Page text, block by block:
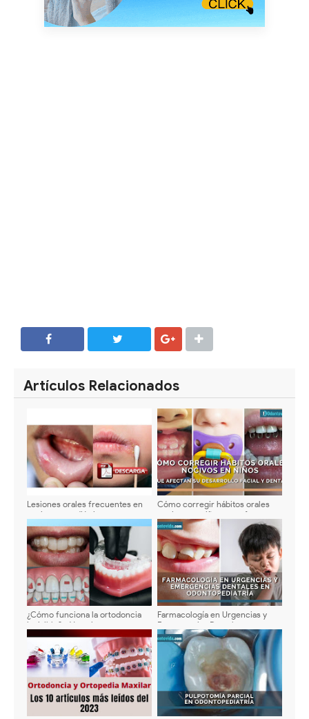
Artículos Relacionados
Lesiones orales frecuentes en
pacientes pediátricos -
Características y tratamiento
Cómo corregir hábitos orales
nocivos en niños que afectan su
desarrollo facial y dental
¿Cómo funciona la ortodoncia
invisible? - Ventajas y
desventajas de los alineadores
invisibles (Invisalign)
Farmacología en Urgencias y
Emergencias Dentales en
Odontopediatría: Antibióticos y
Analgésicos Actualizados